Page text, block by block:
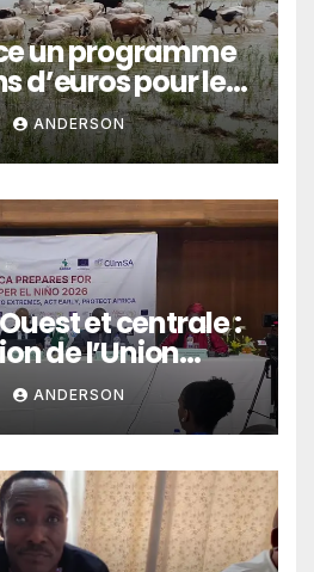
un programme
d’euros pour le
ANDERSON
et centrale :
de l’Union
renforcer
services
les
ANDERSON